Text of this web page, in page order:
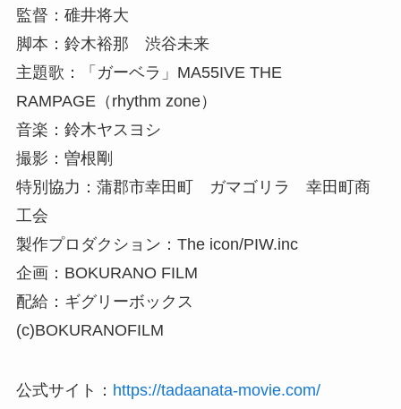
監督：碓井将大
脚本：鈴木裕那 渋谷未来
主題歌：「ガーベラ」MA55IVE THE
RAMPAGE（rhythm zone）
音楽：鈴木ヤスヨシ
撮影：曽根剛
特別協力：蒲郡市幸田町 ガマゴリラ 幸田町商
工会
製作プロダクション：The icon/PIW.inc
企画：BOKURANO FILM
配給：ギグリーボックス
(c)BOKURANOFILM
公式サイト： https://tadaanata-movie.com/